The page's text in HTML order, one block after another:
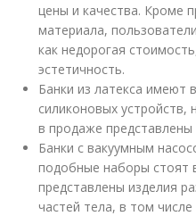
цены и качества. Кроме
материала,
как недорогая
эстетичность.
Банки из латекса имеют
силиконовых устройств,
в продаже
Банки с вакуумным
подобные наборы стоят
представлены изделия
частей тела, в том